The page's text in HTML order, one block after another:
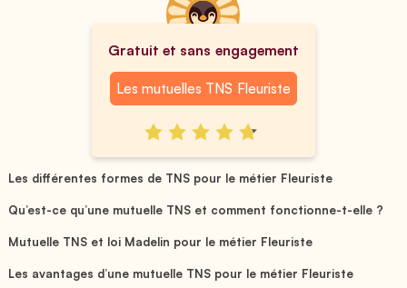
Gratuit et sans engagement
Les mutuelles TNS Fleuriste
Les différentes formes de TNS pour le métier Fleuriste
Qu’est-ce qu’une mutuelle TNS et comment fonctionne-t-elle ?
Mutuelle TNS et loi Madelin pour le métier Fleuriste
Les avantages d’une mutuelle TNS pour le métier Fleuriste